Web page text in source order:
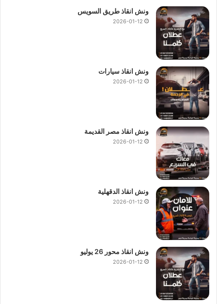
ونش انقاذ طريق السويس
2026-01-12
ونش انقاذ سيارات
2026-01-12
ونش انقاذ مصر القديمة
2026-01-12
ونش انقاذ الدقهلية
2026-01-12
ونش انقاذ محور 26 يوليو
2026-01-12